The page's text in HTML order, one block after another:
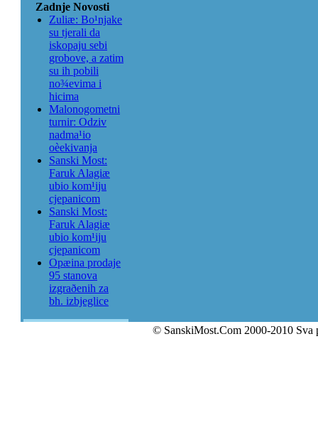
Zadnje Novosti
Zuliæ: Bo¹njake
su tjerali da
iskopaju sebi
grobove, a zatim
su ih pobili
no¾evima i
hicima
Malonogometni
turnir: Odziv
nadma¹io
oèekivanja
Sanski Most:
Faruk Alagiæ
ubio kom¹iju
cjepanicom
Sanski Most:
Faruk Alagiæ
ubio kom¹iju
cjepanicom
Opæina prodaje
95 stanova
izgraðenih za
bh. izbjeglice
© SanskiMost.Com 2000-2010